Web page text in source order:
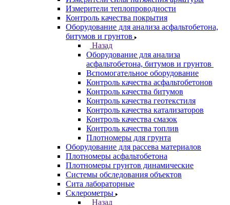
Измерители теплопроводности
Контроль качества покрытия
Оборудование для анализа асфальтобетона,
битумов и грунтов
Назад
Оборудование для анализа
асфальтобетона, битумов и грунтов
Вспомогательное оборудование
Контроль качества асфальтобетонов
Контроль качества битумов
Контроль качества геотекстиля
Контроль качества катализаторов
Контроль качества смазок
Контроль качества топлив
Плотномеры для грунта
Оборудование для рассева материалов
Плотномеры асфальтобетона
Плотномеры грунтов динамические
Системы обследования объектов
Сита лабораторные
Склерометры
Назад